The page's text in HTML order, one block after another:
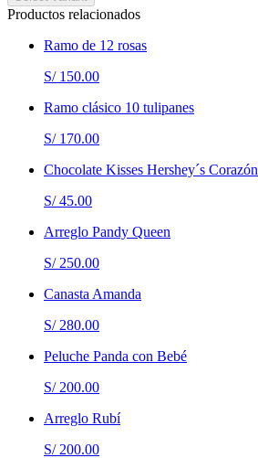
Productos relacionados
Ramo de 12 rosas
S/ 150.00
Ramo clásico 10 tulipanes
S/ 170.00
Chocolate Kisses Hershey´s Corazón
S/ 45.00
Arreglo Pandy Queen
S/ 250.00
Canasta Amanda
S/ 280.00
Peluche Panda con Bebé
S/ 200.00
Arreglo Rubí
S/ 200.00